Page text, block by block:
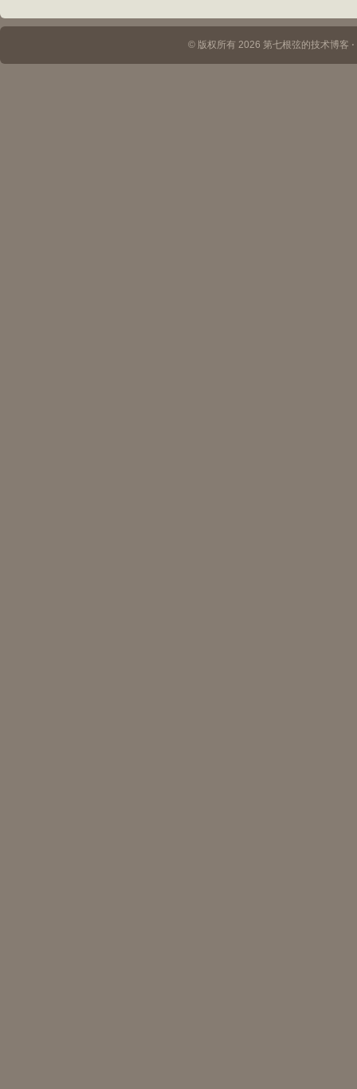
© 版权所有 2026 第七根弦的技术博客